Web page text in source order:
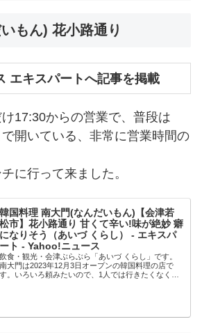
もん) 花小路通り
エキスパートへ記事を掲載
17:30からの営業で、普段は
開いている、非常に営業時間の
に行って来ました。
韓国料理 南大門(なんだいもん)【会津若
松市】花小路通り 甘くて辛い!味が絶妙 癖
になりそう（あいづ くらし） - エキスパ
ート - Yahoo!ニュース
飲食・観光・会津ぶらぶら「あいづ くらし」です。
南大門は2023年12月3日オープンの韓国料理の店で
す。いろいろ頼みたいので、1人では行きたくなく